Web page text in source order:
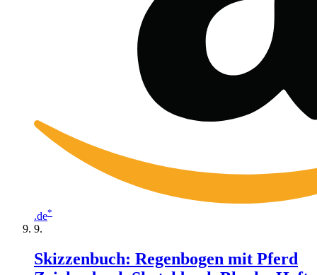
.de*
Skizzenbuch: Regenbogen mit Pferd